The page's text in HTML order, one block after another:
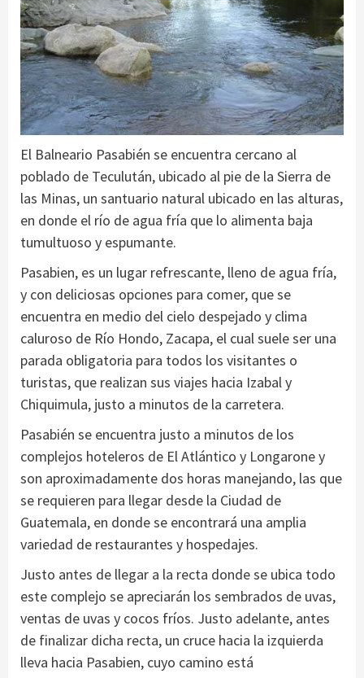
El Balneario Pasabién se encuentra cercano al
poblado de Teculután, ubicado al pie de la Sierra de
las Minas, un santuario natural ubicado en las alturas,
en donde el río de agua fría que lo alimenta baja
tumultuoso y espumante.
Pasabien, es un lugar refrescante, lleno de agua fría,
y con deliciosas opciones para comer, que se
encuentra en medio del cielo despejado y clima
caluroso de Río Hondo, Zacapa, el cual suele ser una
parada obligatoria para todos los visitantes o
turistas, que realizan sus viajes hacia Izabal y
Chiquimula, justo a minutos de la carretera.
Pasabién se encuentra justo a minutos de los
complejos hoteleros de El Atlántico y Longarone y
son aproximadamente dos horas manejando, las que
se requieren para llegar desde la Ciudad de
Guatemala, en donde se encontrará una amplia
variedad de restaurantes y hospedajes.
Justo antes de llegar a la recta donde se ubica todo
este complejo se apreciarán los sembrados de uvas,
ventas de uvas y cocos fríos. Justo adelante, antes
de finalizar dicha recta, un cruce hacia la izquierda
lleva hacia Pasabien, cuyo camino está